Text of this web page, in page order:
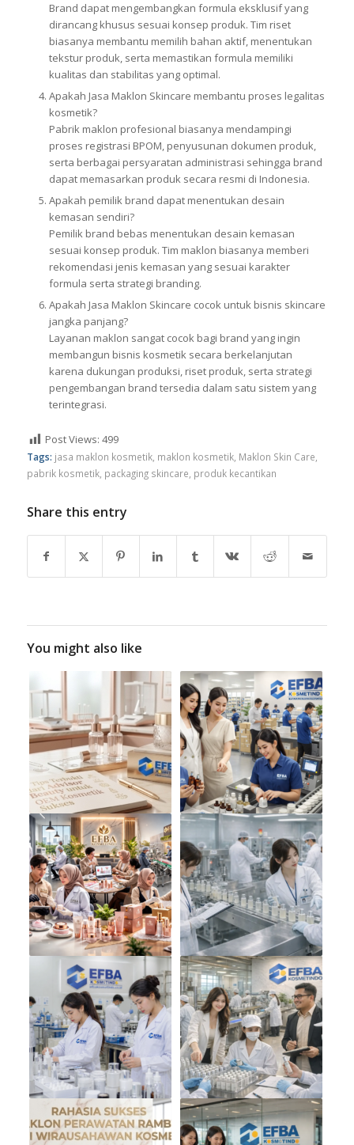
Brand dapat mengembangkan formula eksklusif yang
dirancang khusus sesuai konsep produk. Tim riset
biasanya membantu memilih bahan aktif, menentukan
tekstur produk, serta memastikan formula memiliki
kualitas dan stabilitas yang optimal.
Apakah Jasa Maklon Skincare membantu proses legalitas
kosmetik?
Pabrik maklon profesional biasanya mendampingi
proses registrasi BPOM, penyusunan dokumen produk,
serta berbagai persyaratan administrasi sehingga brand
dapat memasarkan produk secara resmi di Indonesia.
Apakah pemilik brand dapat menentukan desain
kemasan sendiri?
Pemilik brand bebas menentukan desain kemasan
sesuai konsep produk. Tim maklon biasanya memberi
rekomendasi jenis kemasan yang sesuai karakter
formula serta strategi branding.
Apakah Jasa Maklon Skincare cocok untuk bisnis skincare
jangka panjang?
Layanan maklon sangat cocok bagi brand yang ingin
membangun bisnis kosmetik secara berkelanjutan
karena dukungan produksi, riset produk, serta strategi
pengembangan brand tersedia dalam satu sistem yang
terintegrasi.
Post Views: 499
Tags: jasa maklon kosmetik, maklon kosmetik, Maklon Skin Care
pabrik kosmetik, packaging skincare produk kecantikan
Share this entry
You might also like